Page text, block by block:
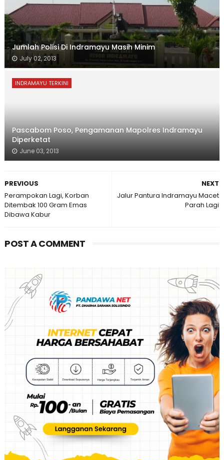
Jumlah Polisi Di Indramayu Masih Minim
July 02, 2013
INDRAMAYU TERKINI
Pascabom Poso, Pengamanan Mapolres Indramayu
Diperketat
June 03, 2013
NEXT
Jalur Pantura Indramayu Macet
Parah Lagi
PREVIOUS
Perampokan Lagi, Korban
Ditembak 100 Gram Emas
Dibawa Kabur
POST A COMMENT